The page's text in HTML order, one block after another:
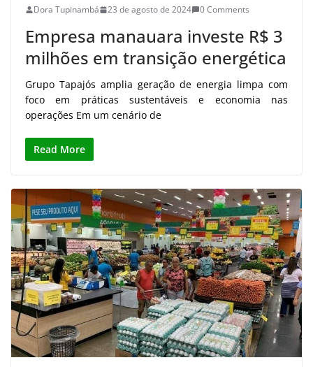
Dora Tupinambá 23 de agosto de 2024 0 Comments
Empresa manauara investe R$ 3
milhões em transição energética
Grupo Tapajós amplia geração de energia limpa com
foco em práticas sustentáveis e economia nas
operações Em um cenário de
Read More